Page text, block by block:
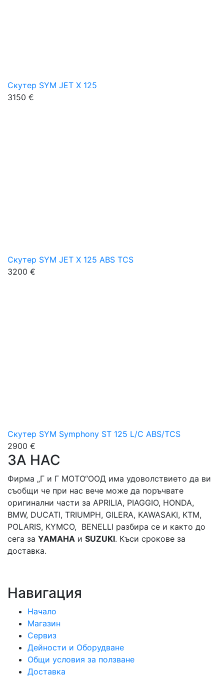
Скутер SYM JET X 125
3150 €
Скутер SYM JET X 125 ABS TCS
3200 €
Скутер SYM Symphony ST 125 L/C ABS/TCS
2900 €
ЗА НАС
Фирма „Г и Г МОТО“ООД има удоволствието да ви
съобщи че при нас вече може да поръчвате
оригинални части за APRILIA, PIAGGIO, HONDA,
BMW, DUCATI, TRIUMPH, GILERA, KAWASAKI, KTM,
POLARIS, KYMCO, BENELLI разбира се и както до
сега за YAMAHA и SUZUKI. Къси срокове за
доставка.
Навигация
Начало
Магазин
Сервиз
Дейности и Оборудване
Общи условия за ползване
Доставка